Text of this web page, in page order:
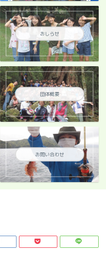
おしらせ
団体概要
お問い合わせ